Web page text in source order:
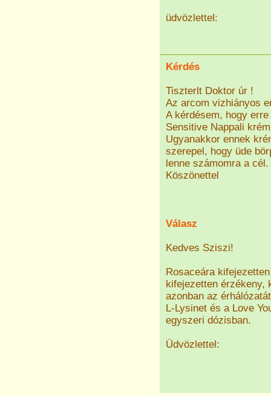
üdvözlettel:
Kérdés
Tiszterlt Doktor úr !
Az arcom vizhiányos
A kérdésem, hogy
Sensitive Nappali
Ugyanakkor ennek
szerepel, hogy üde
lenne számomra a cél.
Köszönettel
Válasz
Kedves Sziszi!
Rosaceára
kifejezetten érzékeny,
azonban az
L-Lysinet és a Love
egyszeri dózisban.
Üdvözlettel: